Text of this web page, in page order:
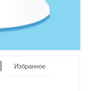
Избранное